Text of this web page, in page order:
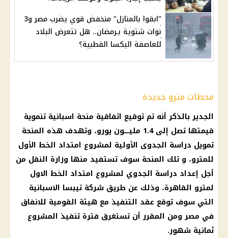
"ابقوا بالمنازل" منخفض قوي يضرب مصر و3
نوات شتوية بـرمضان.. هل تتعرض البلاد
للعاصفة اليكسا القطبية؟
محطات مترو جديدة
الجدير بالذكر أنه تم توقيع اتفاقية منحة اسبانية تنموية
قيمتها تصل إلى 1.4 مليـــــون يورو، وتهدف هذه
المنحة
تمويل دراسة الجدوى الأولية لمشروع امتداد الخط الأول
للمترو، و تلك المنحة سوف تستفيد منها وزارة النقل من
أجل إعداد دراسة الجدوي لمشروع امتداد الخط الاول
لمترو القاهرة، وذلك عن طريق شركة تيبسا الاسبانية
التي سوف توقع عقد التنفيذ مع هيئة القومية للانفاق
في مصر ومن المقرر أن تستغرق فترة تنفيذ المشروع
ثمانية شهور.